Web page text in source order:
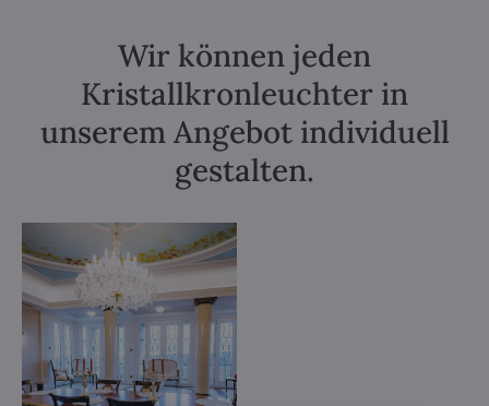
Wir können jeden
Kristallkronleuchter in
unserem Angebot individuell
gestalten.